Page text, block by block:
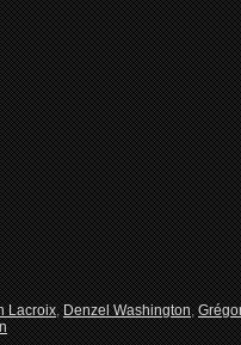
Lacroix,Denzel Washington,